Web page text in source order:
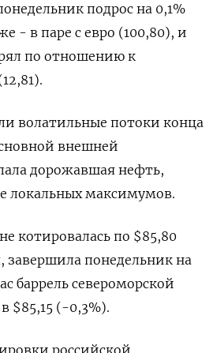
подрос на 0,1%
- в паре с евро (100,80), и
по отношению к
волатильные потоки конца
внешней
дорожавшая нефть,
локальных максимумов.
котировалась по $85,80
завершила понедельник на
баррель североморской
$85,15 (-0,3%).